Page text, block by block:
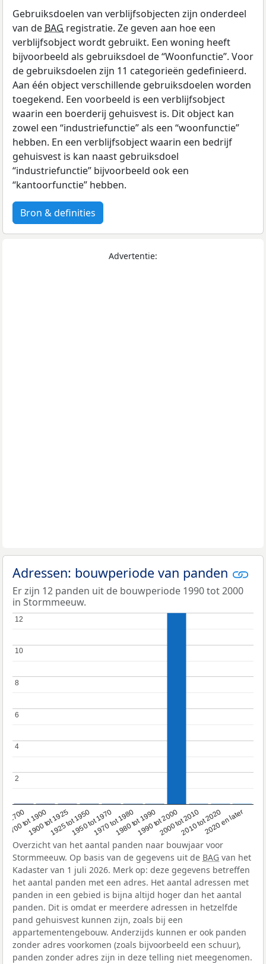
Gebruiksdoelen van verblijfsobjecten zijn onderdeel
van de BAG registratie. Ze geven aan hoe een
verblijfsobject wordt gebruikt. Een woning heeft
bijvoorbeeld als gebruiksdoel de “Woonfunctie”. Voor
de gebruiksdoelen zijn 11 categorieën gedefinieerd.
Aan één object verschillende gebruiksdoelen worden
toegekend. Een voorbeeld is een verblijfsobject
waarin een boerderij gehuisvest is. Dit object kan
zowel een “industriefunctie” als een “woonfunctie”
hebben. En een verblijfsobject waarin een bedrijf
gehuisvest is kan naast gebruiksdoel
“industriefunctie” bijvoorbeeld ook een
“kantoorfunctie” hebben.
Bron & definities
Advertentie:
Adressen: bouwperiode van panden
Er zijn 12 panden uit de bouwperiode 1990 tot 2000
in Stormmeeuw.
1700
1700 tot 1900
1900 tot 19251925 tot 19501950 tot 19701970 tot 19801980 tot 19901990 tot 20002000 tot 20102010 tot 20202020 en later
2
2
4
4
6
6
8
8
10
10
12
12
Overzicht van het aantal panden naar bouwjaar voor
Stormmeeuw. Op basis van de gegevens uit de BAG van het
Kadaster van 1 juli 2026. Merk op: deze gegevens betreffen
het aantal panden met een adres. Het aantal adressen met
panden in een gebied is bijna altijd hoger dan het aantal
panden. Dit is omdat er meerdere adressen in hetzelfde
pand gehuisvest kunnen zijn, zoals bij een
appartementengebouw. Anderzijds kunnen er ook panden
zonder adres voorkomen (zoals bijvoorbeeld een schuur),
panden zonder adres zijn in deze telling niet meegenomen.